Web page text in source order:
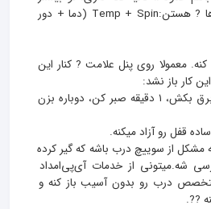
مدل‌های ال‌جی این دکمه‌ها ? هستن:Temp + Spin (دما + دور
معمولا روی پنل علامت ? کنار این
? دستگاه رو خاموش و از برق بکش، ۱ دقیقه صبر کن، دوباره بزن
مشکل از سوییچ درب باشه که گیر کرده
و باید توسط تکنسین بررسی شه.میتونی از خدمات آی‌پی‌امداد
درب رو بدون آسیب باز کنه و
?‍?.